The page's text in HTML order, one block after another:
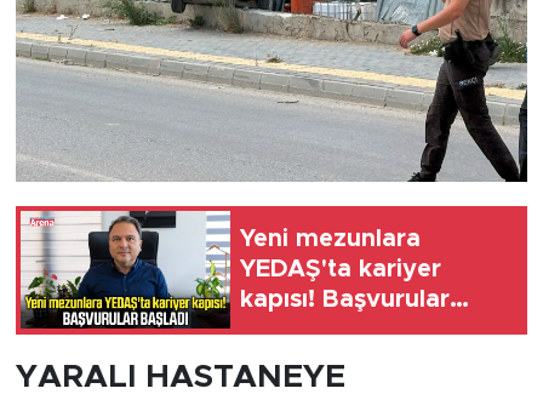
Yeni mezunlara
YEDAŞ'ta kariyer
kapısı! Başvurular
başladı
YARALI HASTANEYE